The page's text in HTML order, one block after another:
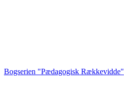
Bogserien "Pædagogisk Rækkevidde"